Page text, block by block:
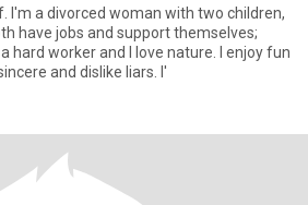
I'm a divorced woman with two children,
have jobs and support themselves;
hard worker and I love nature. I enjoy fun
and dislike liars. I'